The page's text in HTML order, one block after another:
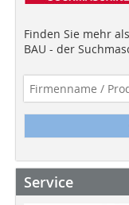
Finden Sie mehr
BAU - der
Service